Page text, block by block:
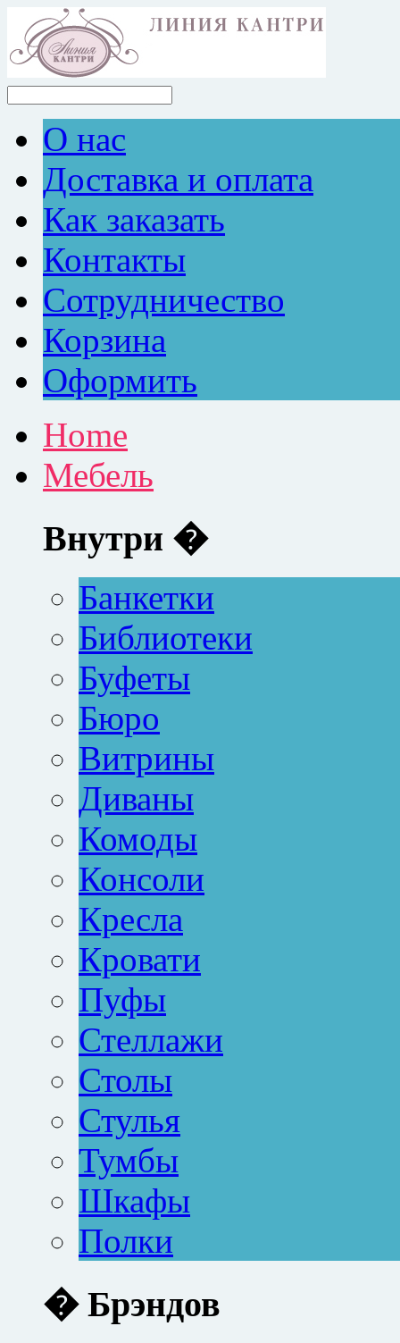
О нас
Доставка и оплата
Как заказать
Контакты
Сотрудничество
Корзина
Оформить
Home
Мебель
Внутри �
Банкетки
Библиотеки
Буфеты
Бюро
Витрины
Диваны
Комоды
Консоли
Кресла
Кровати
Пуфы
Стеллажи
Столы
Стулья
Тумбы
Шкафы
Полки
� Брэндов